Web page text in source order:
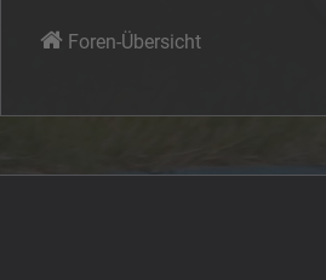
Foren-Übersicht